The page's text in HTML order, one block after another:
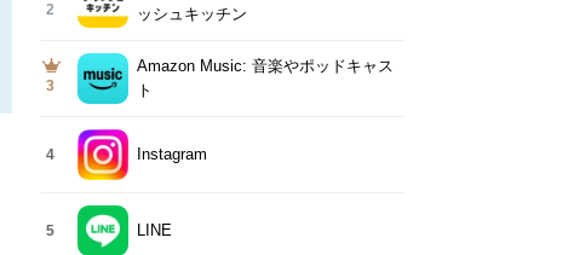
2
ッシュキッチン
3
Amazon Music: 音楽やポッドキャス
ト
4 Instagram
5 LINE